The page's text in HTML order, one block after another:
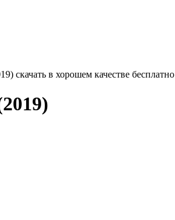
скачать в хорошем качестве бесплатно